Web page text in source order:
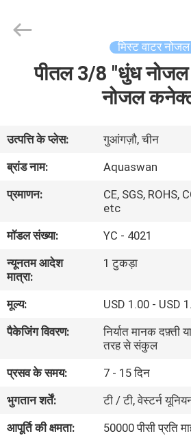
हमारे
बारे
कारखाना
भ्रमण
गुणवत्ता
संपर्क
करें
water
co,.ltd.
मिस्ट वाटर नोजल
पीतल 3/8 "धुंध
नोजल
उत्पत्ति के प्लेस:
गुआंगज़ौ, चीन
ब्रांड नाम:
Aquaswan
प्रमाणन:
CE, SGS, ROHS,
etc
मॉडल संख्या:
YC - 4021
न्यूनतम आदेश
मात्रा:
1 टुकड़ा
मूल्य:
USD 1.00 - USD
पैकेजिंग विवरण:
निर्यात मानक दफ़्ती
तरह से संकुल
प्रसव के समय:
7 - 15 दिन
भुगतान शर्तें:
टी / टी, वेस्टर्न
आपूर्ति की क्षमता:
50000 पीसी प्रति